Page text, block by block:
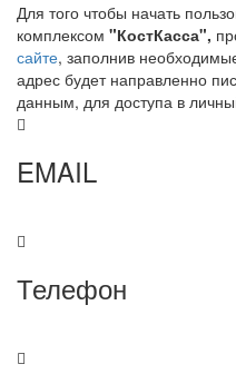
Для того чтобы начать
комплексом "КостКасса",
сайте, заполнив
адрес будет направленно
данным, для доступа в
EMAIL
Телефон